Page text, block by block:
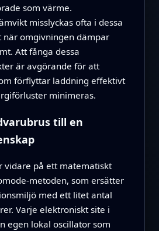
som värme.
misslyckas ofta i dessa
när omgivningen dämpar
Att fånga dessa
är avgörande för att
förflyttar laddning effektivt
minimeras.
till en
vidare på ett matematiskt
som ersätter
med ett litet antal
Varje elektroniskt site i
egen lokal oscillator som